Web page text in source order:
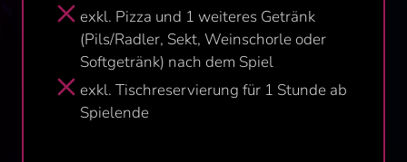
exkl. Pizza und 1 weiteres Getränk
(Pils/Radler, Sekt, Weinschorle oder
Softgetränk) nach dem Spiel
exkl. Tischreservierung für 1 Stunde ab
Spielende